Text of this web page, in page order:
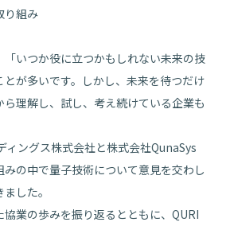
り組み
「いつか役に立つかもしれない未来の技
が多いです。しかし、未来を待つだけ
理解し、試し、考え続けている企業も
ィングス株式会社と株式会社QunaSys
みの中で量子技術について意見を交わし
した。
業の歩みを振り返るとともに、QURI